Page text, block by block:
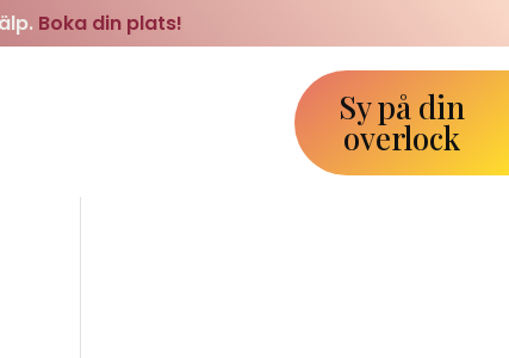
Boka din plats!
Sy på din
overlock